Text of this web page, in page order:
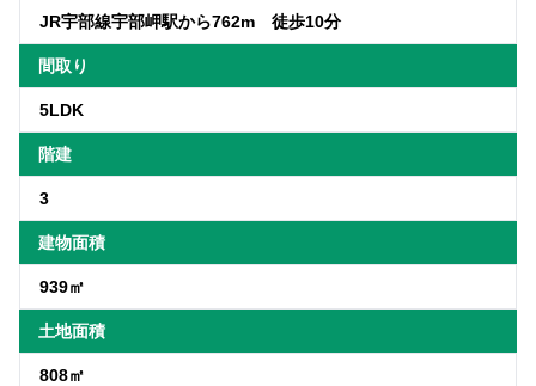
JR宇部線宇部岬駅から762m 徒歩10分
間取り
5LDK
階建
3
建物面積
939㎡
土地面積
808㎡